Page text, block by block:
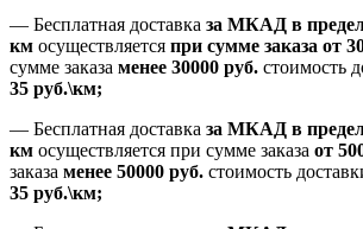
— Бесплатная доставка за МКАД в
км осуществляется при сумме заказа от
сумме заказа менее 30000 руб. стоимость
35 руб.\км;
— Бесплатная доставка за МКАД в
км осуществляется при сумме заказа от
заказа менее 50000 руб. стоимость
35 руб.\км;